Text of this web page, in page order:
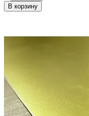
В корзину